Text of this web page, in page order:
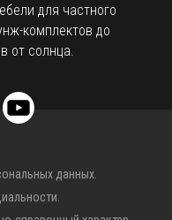
для частного
комплектов до
от солнца.
данных.